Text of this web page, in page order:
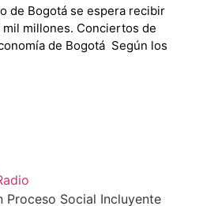
de Bogotá se espera recibir
mil millones. Conciertos de
de Bogotá Según los
Proceso Social Incluyente